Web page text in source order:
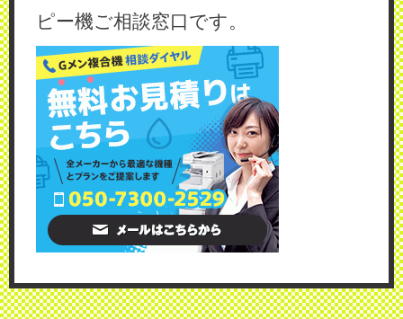
ピー機ご相談窓口です。